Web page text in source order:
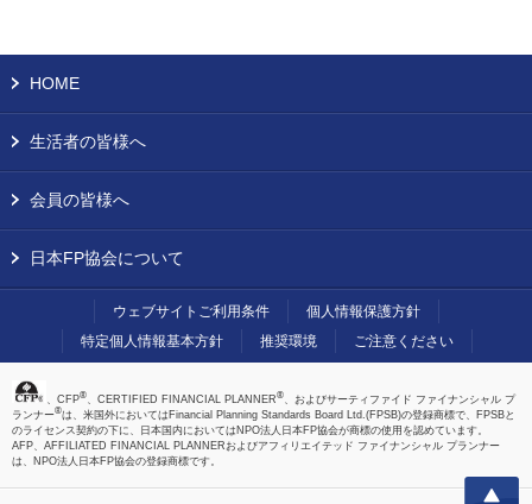
上へ
HOME
生活者の皆様へ
会員の皆様へ
日本FP協会について
ウェブサイトご利用条件
個人情報保護方針
特定個人情報基本方針
推奨環境 ご注意ください
、CFP® 、CERTIFIED FINANCIAL PLANNER® 、およびサーティファイド ファイナンシャル プ
ランナー®は、米国外においてはFinancial Planning Standards Board Ltd.(FPSB)の登録商標で、FPSBと
のライセンス契約の下に、日本国内においてはNPO法人日本FP協会が商標の使用を認めています。
AFP、AFFILIATED FINANCIAL PLANNERおよびアフィリエイテッド ファイナンシャル プランナー
は、NPO法人日本FP協会の登録商標です。